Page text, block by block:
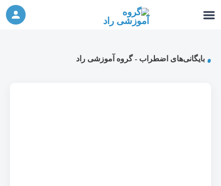
شرکت در ورکشاپ آنلاین
بایگانی‌های اضطراب - گروه آموزشی راد